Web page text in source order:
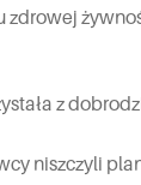
z
niszczyli